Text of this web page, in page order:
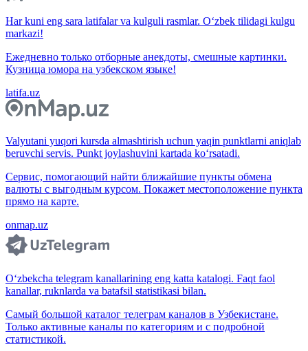
Har kuni eng sara latifalar va kulguli rasmlar. O‘zbek tilidagi kulgu
markazi!
Ежедневно только отборные анекдоты, смешные картинки.
Кузница юмора на узбекском языке!
latifa.uz
Valyutani yuqori kursda almashtirish uchun yaqin punktlarni aniqlab
beruvchi servis. Punkt joylashuvini kartada ko‘rsatadi.
Сервис, помогающий найти ближайшие пункты обмена
валюты с выгодным курсом. Покажет местоположение пункта
прямо на карте.
onmap.uz
O‘zbekcha telegram kanallarining eng katta katalogi. Faqt faol
kanallar, ruknlarda va batafsil statistikasi bilan.
Самый большой каталог телеграм каналов в Узбекистане.
Только активные каналы по категориям и с подробной
статистикой.